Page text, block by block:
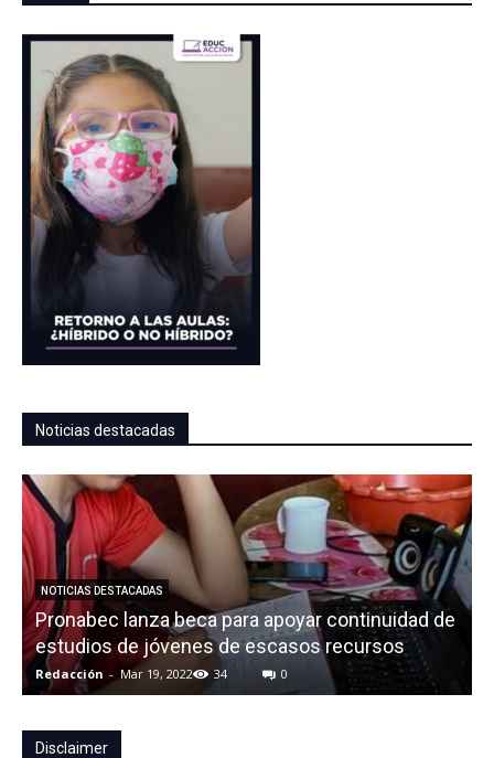
Noticias destacadas
NOTICIAS DESTACADAS
Pronabec lanza beca para apoyar continuidad de
estudios de jóvenes de escasos recursos
Redacción - Mar 19, 2022 34 0
Disclaimer